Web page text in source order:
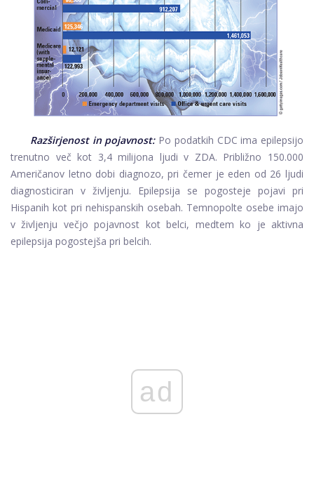
Razširjenost in pojavnost: Po podatkih CDC ima epilepsijo
trenutno več kot 3,4 milijona ljudi v ZDA. Približno 150.000
Američanov letno dobi diagnozo, pri čemer je eden od 26 ljudi
diagnosticiran v življenju. Epilepsija se pogosteje pojavi pri
Hispanih kot pri nehispanskih osebah. Temnopolte osebe imajo
v življenju večjo pojavnost kot belci, medtem ko je aktivna
epilepsija pogostejša pri belcih.
ad